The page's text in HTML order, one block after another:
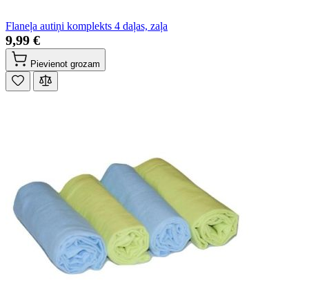
Flaneļa autiņi komplekts 4 daļas, zaļa
9,99 €
Pievienot grozam